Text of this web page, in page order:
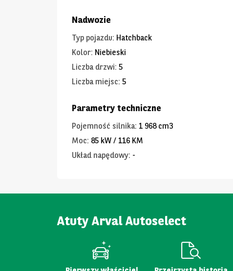
Nadwozie
Typ pojazdu: Hatchback
Kolor: Niebieski
Liczba drzwi: 5
Liczba miejsc: 5
Parametry techniczne
Pojemność silnika: 1 968 cm3
Moc: 85 kW / 116 KM
Układ napędowy: -
Atuty Arval Autoselect